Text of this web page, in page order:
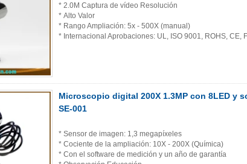
* 2.0M Captura de vídeo Resolución
* Alto Valor
* Rango Ampliación: 5x - 500X (manual)
* Internacional Aprobaciones: UL, ISO 9001, ROHS, CE,
Microscopio digital 200X 1.3MP con 8LED y
SE-001
* Sensor de imagen: 1,3 megapíxeles
* Cociente de la ampliación: 10X - 200X (Química)
* Con el software de medición y un año de garantía